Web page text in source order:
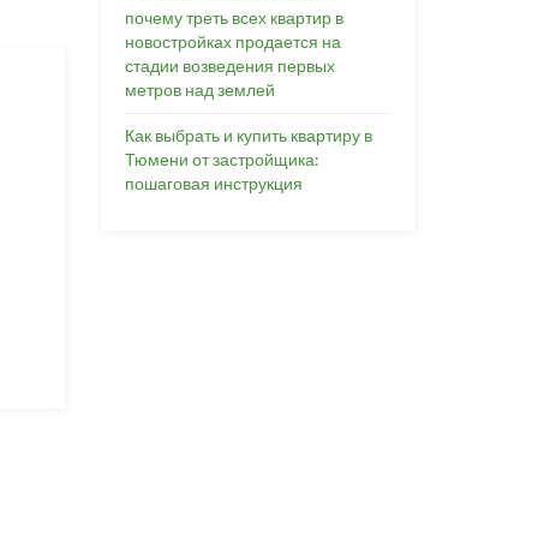
почему треть всех квартир в
новостройках продается на
стадии возведения первых
метров над землей
Как выбрать и купить квартиру в
Тюмени от застройщика:
пошаговая инструкция